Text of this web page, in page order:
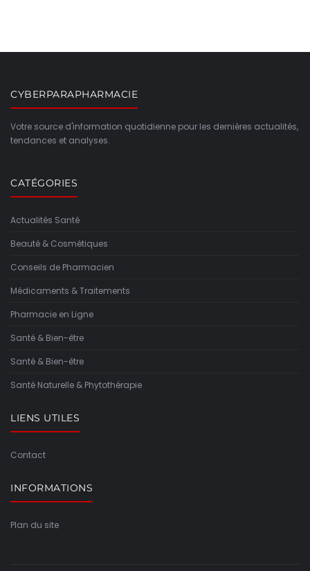
CYBERPARAPHARMACIE
Votre source d'information quotidienne pour les dernières actualités,
tendances et analyses.
CATÉGORIES
Actualités Santé
Beauté & Cosmétiques
Conseils de Pharmacien
Médicaments & Traitements
Pharmacie en Ligne
Santé & Bien-être
Santé & Bien-être
Santé Naturelle & Phytothérapie
LIENS UTILES
Contact
INFORMATIONS
Plan du site